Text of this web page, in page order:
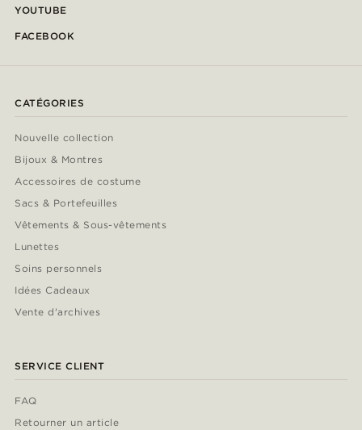
YOUTUBE
FACEBOOK
CATÉGORIES
Nouvelle collection
Bijoux & Montres
Accessoires de costume
Sacs & Portefeuilles
Vêtements & Sous-vêtements
Lunettes
Soins personnels
Idées Cadeaux
Vente d'archives
SERVICE CLIENT
FAQ
Retourner un article